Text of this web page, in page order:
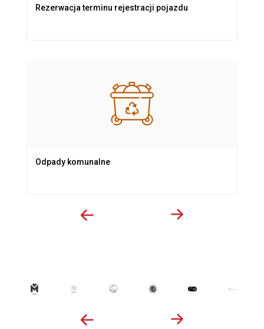
Rezerwacja terminu rejestracji pojazdu
Odpady komunalne